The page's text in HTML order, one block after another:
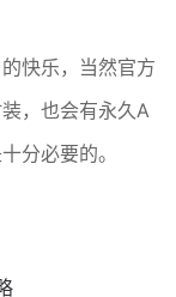
快乐，当然官方
，也会有永久A
分必要的。